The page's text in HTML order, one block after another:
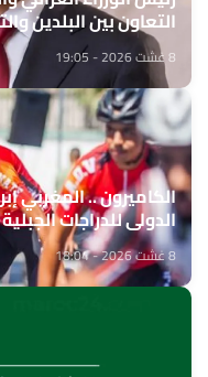
التعاون بين البلدين
8 غشت 2026 - 19:05
الكاميرون .. المغربي
الدولي للدراجات
8 غشت 2026 - 18:04